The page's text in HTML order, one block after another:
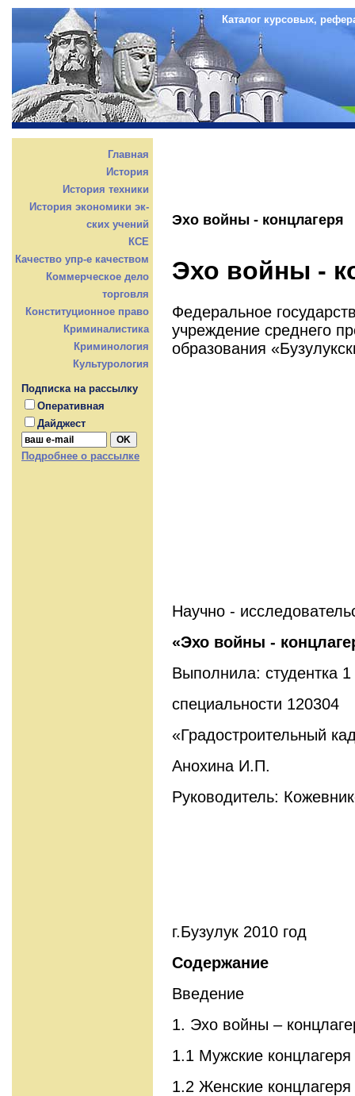
Каталог курсовых,
Главная
История
История техники
История экономики эк-
ских учений
КСЕ
Качество упр-е качеством
Коммерческое дело
торговля
Конституционное право
Криминалистика
Криминология
Культурология
Подписка на рассылку
Оперативная
Дайджест
Подробнее о рассылке
Эхо войны - концлагеря
Эхо войны -
Федеральное
учреждение среднего
образования
Научно -
«Эхо войны -
Выполнила: студентка 1
специальности 120304
«Градостроительный
Анохина И.П.
Руководитель:
г.Бузулук 2010 год
Содержание
Введение
1. Эхо войны –
1.1 Мужские
1.2 Женские